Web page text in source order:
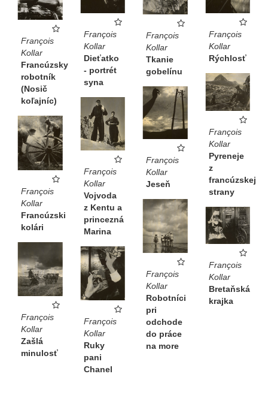
François
Kollar
Francúzsky
robotník
(Nosič
koľajníc)
François
Kollar
Dieťatko
- portrét
syna
François
Kollar
Tkanie
gobelínu
François
Kollar
Rýchlosť
François
Kollar
Pyreneje
z
francúzskej
strany
François
Kollar
Jeseň
François
Kollar
Vojvoda
z Kentu a
princezná
Marina
François
Kollar
Francúzski
kolári
François
Kollar
Robotníci
pri
odchode
do práce
na more
François
Kollar
Bretaňská
krajka
François
Kollar
Zašlá
minulosť
François
Kollar
Ruky
pani
Chanel